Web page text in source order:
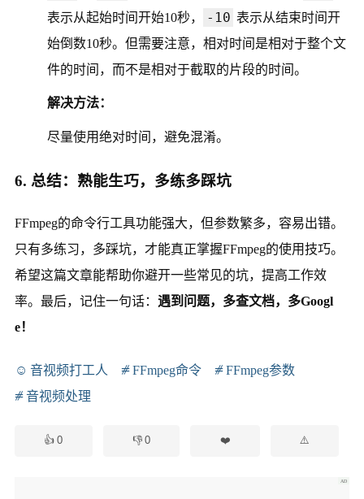
表示从起始时间开始10秒， -10 表示从结束时间开
始倒数10秒。但需要注意，相对时间是相对于整个文
件的时间，而不是相对于截取的片段的时间。
解决方法：
尽量使用绝对时间，避免混淆。
6. 总结：熟能生巧，多练多踩坑
FFmpeg的命令行工具功能强大，但参数繁多，容易出错。
只有多练习，多踩坑，才能真正掌握FFmpeg的使用技巧。
希望这篇文章能帮助你避开一些常见的坑，提高工作效
率。最后，记住一句话： 遇到问题，多查文档，多Googl
e！
音视频打工人 FFmpeg命令
FFmpeg参数
音视频处理
0 0